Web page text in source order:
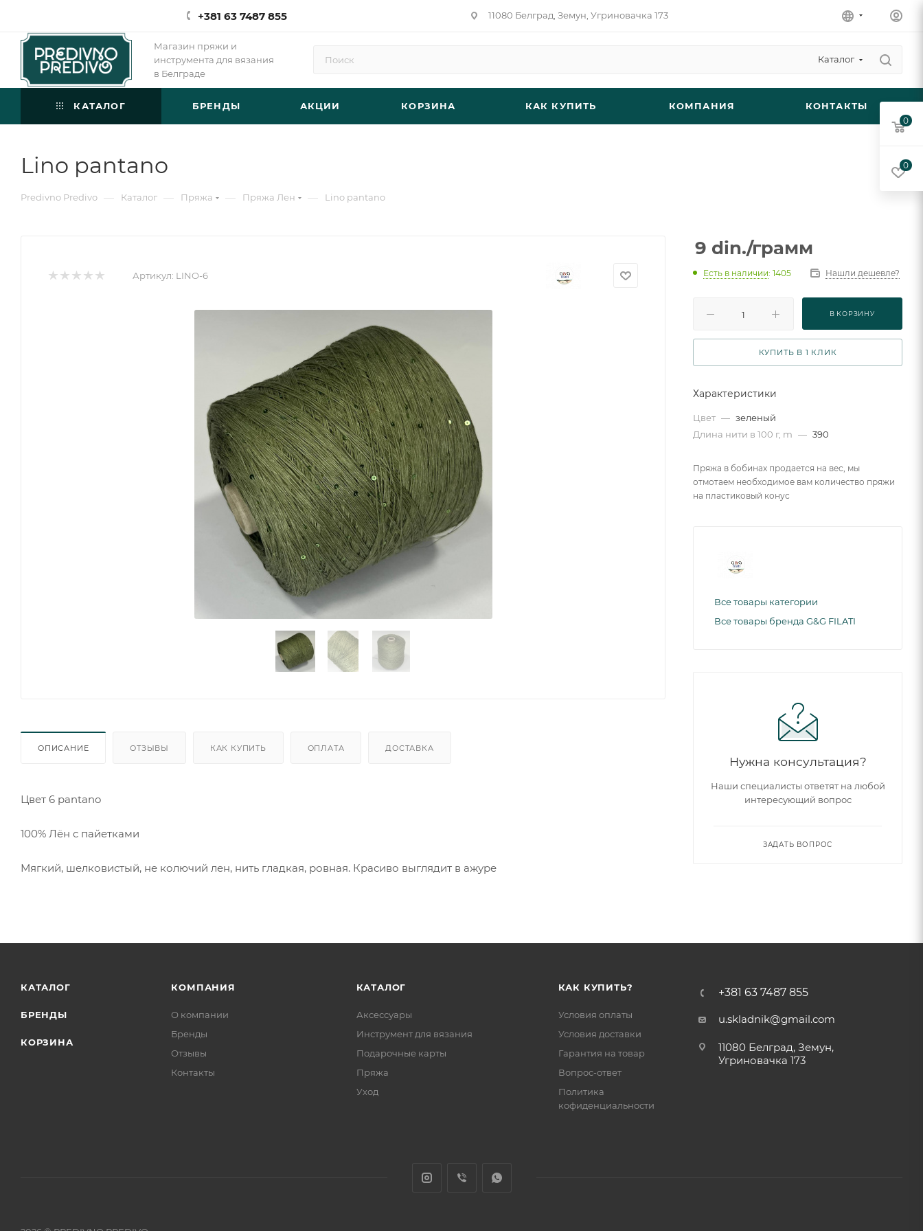
+381 63 7487 855 11080 Белград, Земун, Угриновачка 173
Магазин пряжи и
инструмента для вязания
в Белграде
Каталог
КАТАЛОГ БРЕНДЫ АКЦИИ КОРЗИНА КАК КУПИТЬ КОМПАНИЯ КОНТАКТЫ
Lino pantano
Predivno Predivo — Каталог — Пряжа — Пряжа Лен — Lino pantano
Артикул: LINO-6
ОПИСАНИЕ ОТЗЫВЫ КАК КУПИТЬ ОПЛАТА ДОСТАВКА
Цвет 6 pantano
100% Лён с пайетками
Мягкий, шелковистый, не колючий лен, нить гладкая, ровная. Красиво выглядит в ажуре
9 din./грамм
Есть в наличии: 1405 Нашли дешевле?
В КОРЗИНУ
КУПИТЬ В 1 КЛИК
Характеристики
Цвет — зеленый
Длина нити в 100 г, m — 390
Пряжа в бобинах продается на вес, мы
отмотаем необходимое вам количество пряжи
на пластиковый конус
Все товары категории
Все товары бренда G&G FILATI
Нужна консультация?
Наши специалисты ответят на любой
интересующий вопрос
ЗАДАТЬ ВОПРОС
КАТАЛОГ
БРЕНДЫ
КОРЗИНА
КОМПАНИЯ
О компании
Бренды
Отзывы
Контакты
КАТАЛОГ
Аксессуары
Инструмент для вязания
Подарочные карты
Пряжа
Уход
КАК КУПИТЬ?
Условия оплаты
Условия доставки
Гарантия на товар
Вопрос-ответ
Политика
кофиденциальности
+381 63 7487 855
u.skladnik@gmail.com
11080 Белград, Земун,
Угриновачка 173
0
0